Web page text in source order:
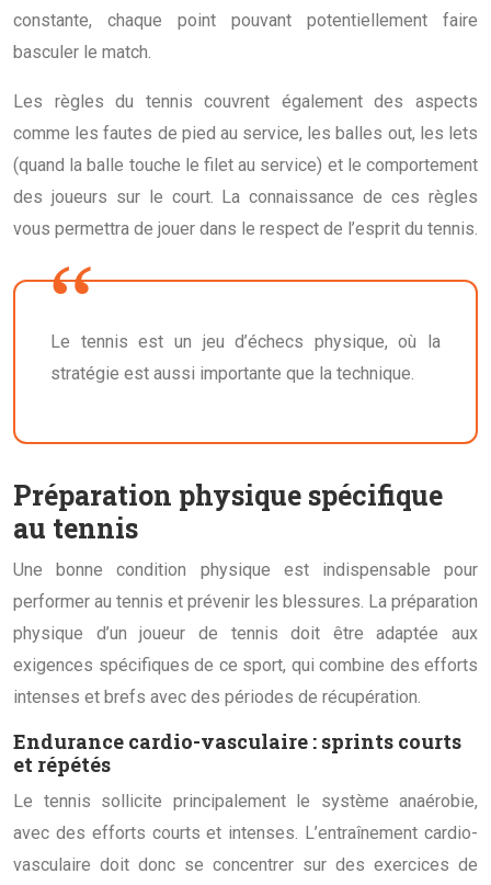
constante, chaque point pouvant potentiellement faire
basculer le match.
Les règles du tennis couvrent également des aspects
comme les fautes de pied au service, les balles out, les lets
(quand la balle touche le filet au service) et le comportement
des joueurs sur le court. La connaissance de ces règles
vous permettra de jouer dans le respect de l’esprit du tennis.
Le tennis est un jeu d’échecs physique, où la
stratégie est aussi importante que la technique.
Préparation physique spécifique
au tennis
Une bonne condition physique est indispensable pour
performer au tennis et prévenir les blessures. La préparation
physique d’un joueur de tennis doit être adaptée aux
exigences spécifiques de ce sport, qui combine des efforts
intenses et brefs avec des périodes de récupération.
Endurance cardio-vasculaire : sprints courts
et répétés
Le tennis sollicite principalement le système anaérobie,
avec des efforts courts et intenses. L’entraînement cardio-
vasculaire doit donc se concentrer sur des exercices de